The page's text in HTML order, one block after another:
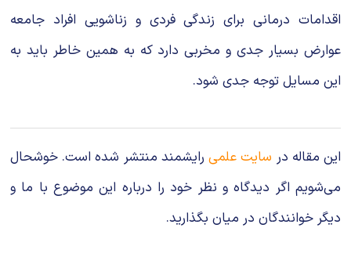
اقدامات درمانی برای زندگی فردی و زناشویی افراد جامعه
عوارض بسیار جدی و مخربی دارد که به همین خاطر باید به
این مسایل توجه جدی شود.
این مقاله در سایت علمیرایشمند منتشر شده است. خوشحال
می‌شویم اگر دیدگاه و نظر خود را درباره این موضوع با ما و
دیگر خوانندگان در میان بگذارید.